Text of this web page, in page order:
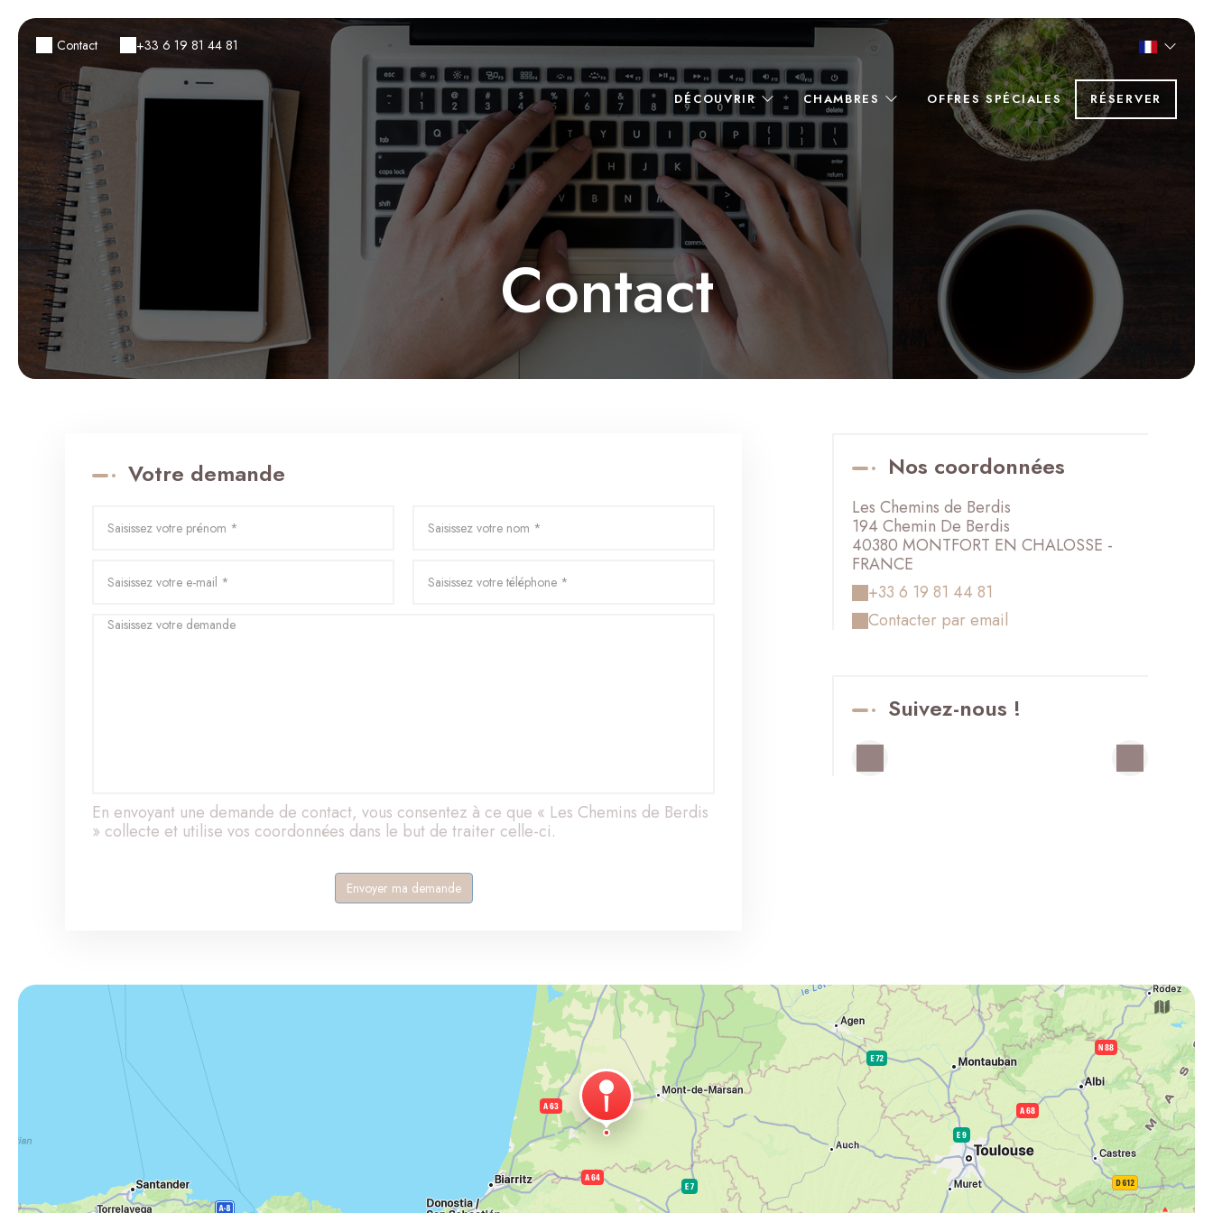
Contact +33 6 19 81 44 81
DÉCOUVRIR CHAMBRES OFFRES SPÉCIALES RÉSERVER
Contact
Votre demande
En envoyant une demande de contact, vous consentez à ce que « Les Chemins de Berdis
» collecte et utilise vos coordonnées dans le but de traiter celle-ci.
Nos coordonnées
Les Chemins de Berdis
194 Chemin De Berdis
40380 MONTFORT EN CHALOSSE -
FRANCE
+33 6 19 81 44 81
Contacter par email
Suivez-nous !